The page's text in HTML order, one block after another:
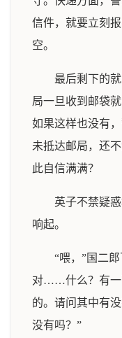
信件，就要立刻
空。
最后剩下的
局一旦收到邮袋
如果这样也没有
未抵达邮局，还
此自信满满？
英子不禁疑
响起。
“喂，”国二
对……什么？有一
的。请问其中有
没有吗？”